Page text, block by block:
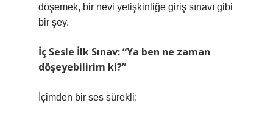
döşemek, bir nevi yetişkinliğe giriş sınavı gibi
bir şey.
İç Sesle İlk Sınav: “Ya ben ne zaman
döşeyebilirim ki?”
İçimden bir ses sürekli: